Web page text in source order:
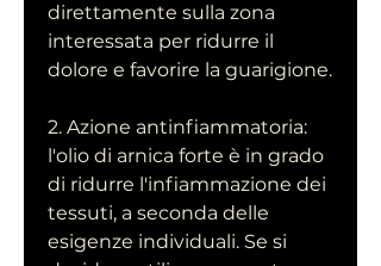
direttamente sulla zona
interessata per ridurre il
dolore e favorire la guarigione.
2. Azione antinfiammatoria:
l'olio di arnica forte è in grado
di ridurre l'infiammazione dei
tessuti, a seconda delle
esigenze individuali. Se si